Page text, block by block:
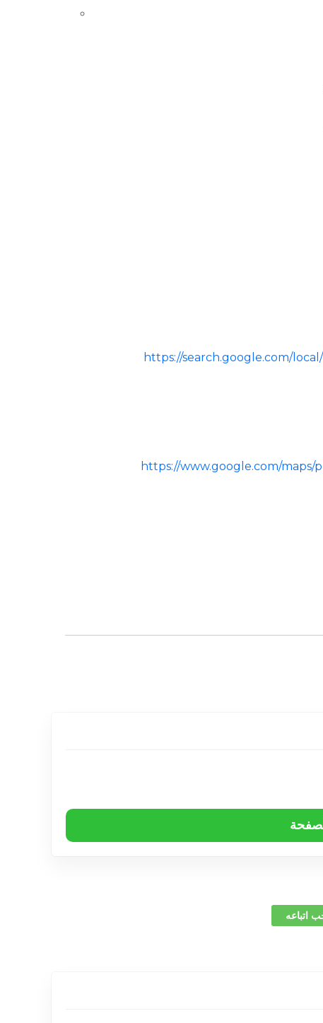
https://search.google.com/
https://www.google.com/maps/
اتباعه